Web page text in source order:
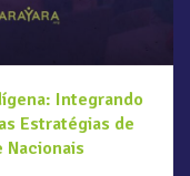
Integrando
Estratégias de
Nacionais